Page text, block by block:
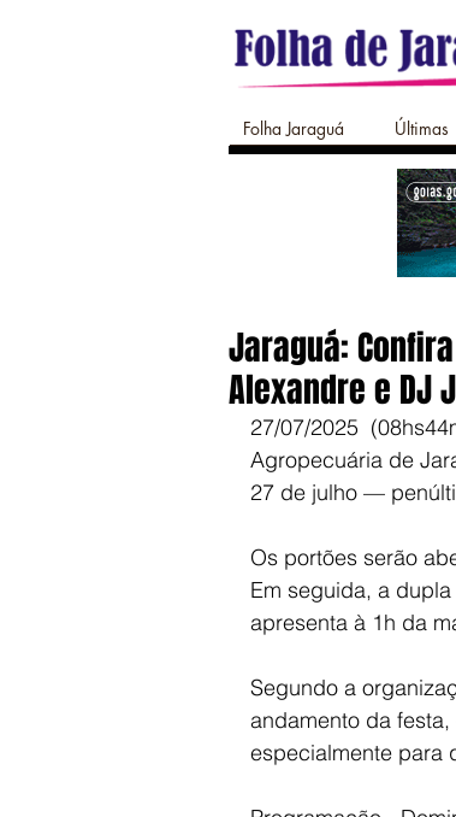
Folha Jaraguá Últimas
Jaraguá:
Alexandre e DJ
27/07/2025
Agropecuária de
27 de julho —
Os portões serão
Em seguida, a
apresenta à 1h da
Segundo a
andamento da
especialmente para